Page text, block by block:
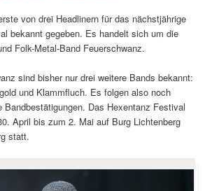
von drei Headlinern für das nächstjährige
bekannt gegeben. Es handelt sich um die
Folk-Metal-Band Feuerschwanz.
sind bisher nur drei weitere Bands bekannt:
und Klammfluch. Es folgen also noch
Bandbestätigungen. Das Hexentanz Festival
April bis zum 2. Mai auf Burg Lichtenberg
statt.